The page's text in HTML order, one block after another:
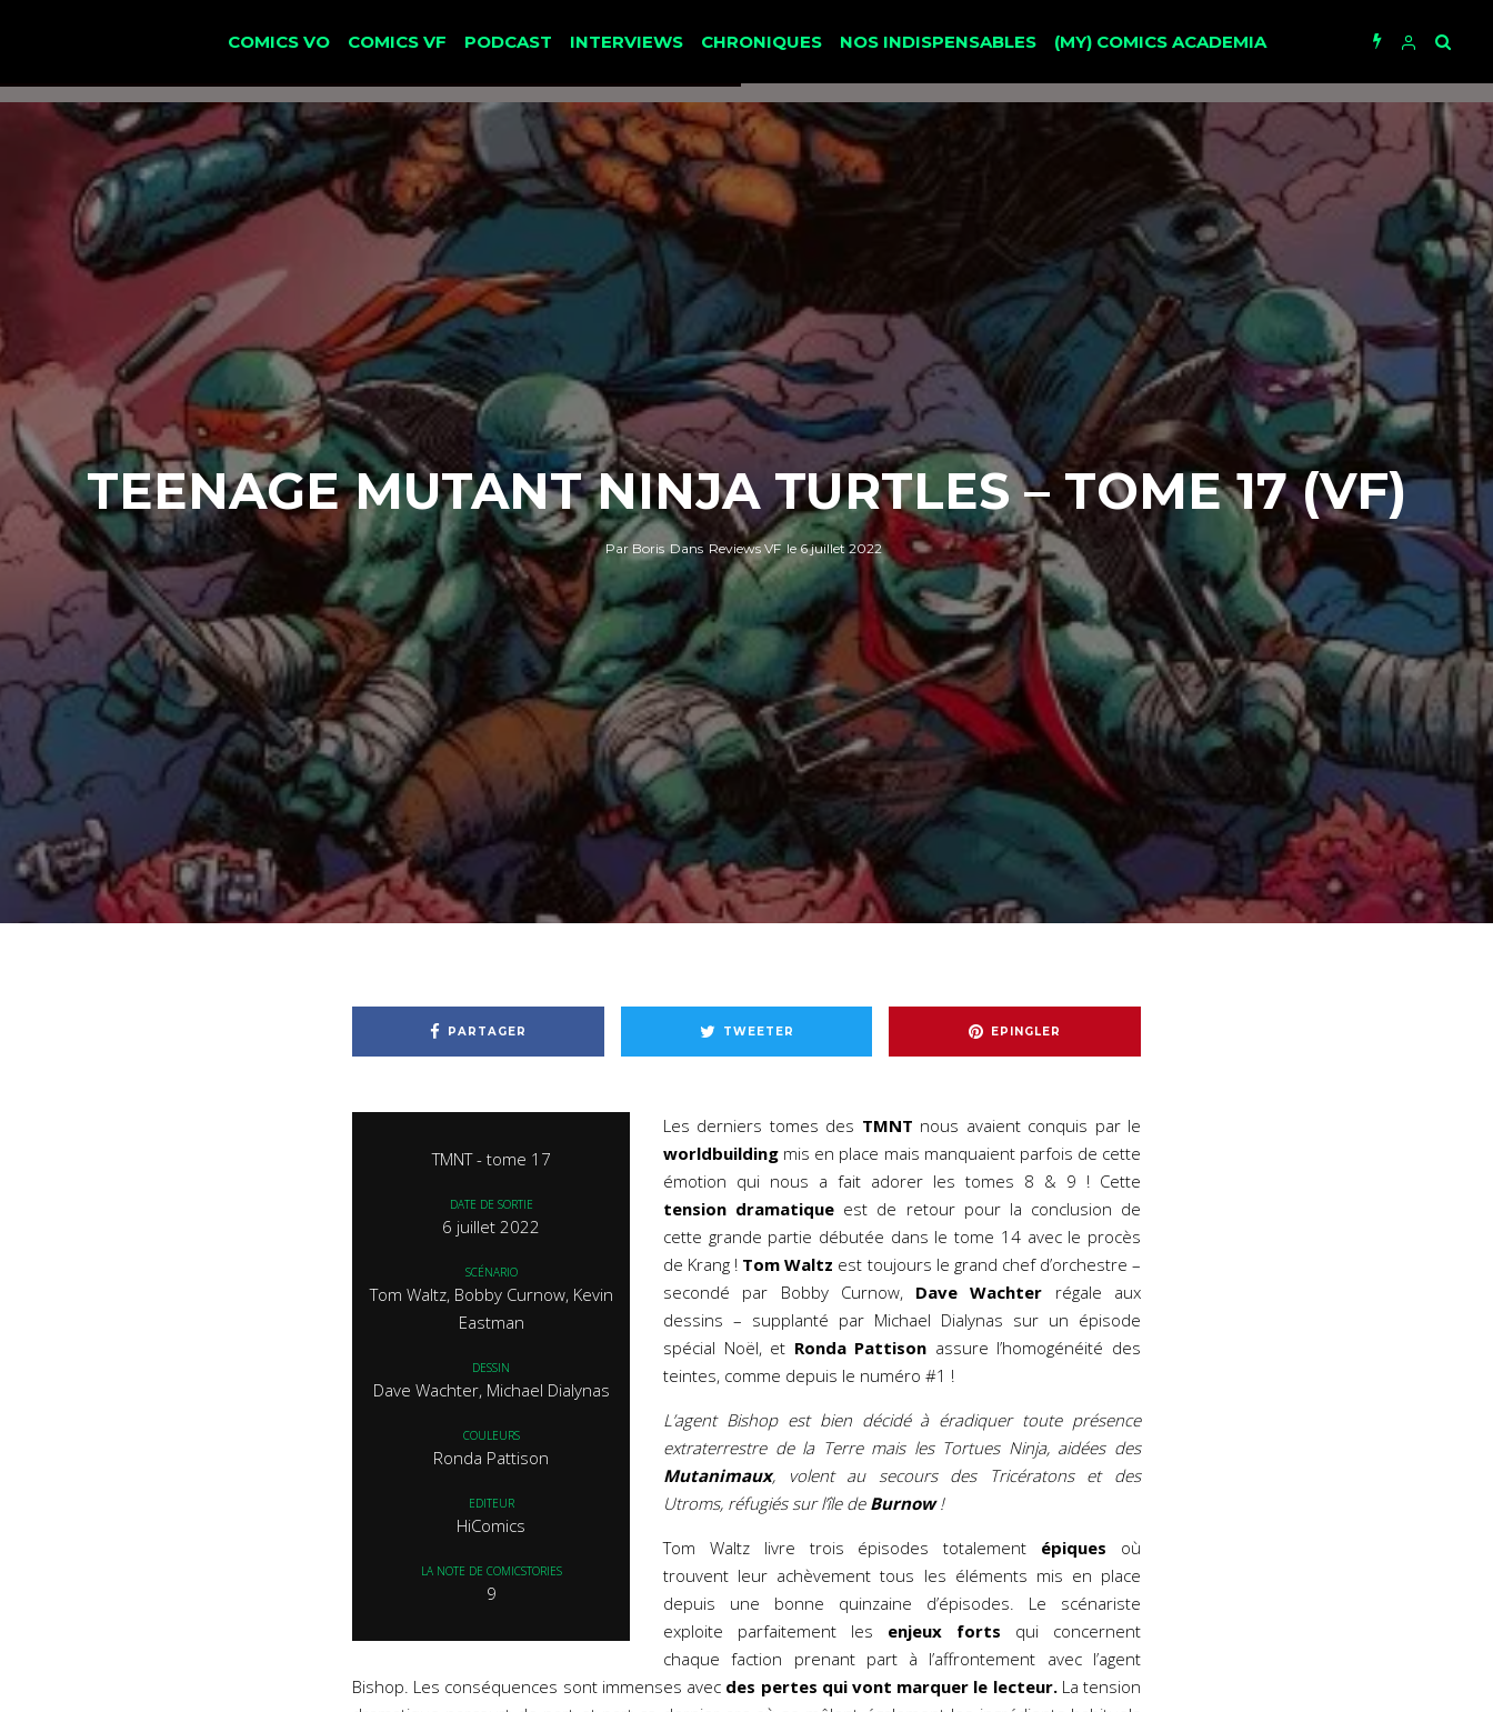
COMICS VO COMICS VF PODCAST INTERVIEWS CHRONIQUES NOS INDISPENSABLES (MY) COMICS ACADEMIA
TEENAGE MUTANT NINJA TURTLES – TOME 17 (VF)
Par Boris Dans Reviews VF le6 juillet 2022
PARTAGER TWEETER EPINGLER
TMNT - tome 17
DATE DE SORTIE
6 juillet 2022
SCÉNARIO
Tom Waltz, Bobby Curnow, Kevin
Eastman
DESSIN
Dave Wachter, Michael Dialynas
COULEURS
Ronda Pattison
EDITEUR
HiComics
LA NOTE DE COMICSTORIES
9
Les derniers tomes des TMNT nous avaient conquis par le
worldbuilding mis en place mais manquaient parfois de cette
émotion qui nous a fait adorer les tomes 8 & 9 ! Cette
tension dramatique est de retour pour la conclusion de
cette grande partie débutée dans le tome 14 avec le procès
de Krang ! Tom Waltz est toujours le grand chef d’orchestre –
secondé par Bobby Curnow, Dave Wachter régale aux
dessins – supplanté par Michael Dialynas sur un épisode
spécial Noël, et Ronda Pattison assure l’homogénéité des
teintes, comme depuis le numéro #1 !
L’agent Bishop est bien décidé à éradiquer toute présence
extraterrestre de la Terre mais les Tortues Ninja, aidées des
Mutanimaux, volent au secours des Tricératons et des
Utroms, réfugiés sur l’île de Burnow!
Tom Waltz livre trois épisodes totalement épiques où
trouvent leur achèvement tous les éléments mis en place
depuis une bonne quinzaine d’épisodes. Le scénariste
exploite parfaitement les enjeux forts qui concernent
chaque faction prenant part à l’affrontement avec l’agent
Bishop. Les conséquences sont immenses avec des pertes qui vont marquer le lecteur.La tension